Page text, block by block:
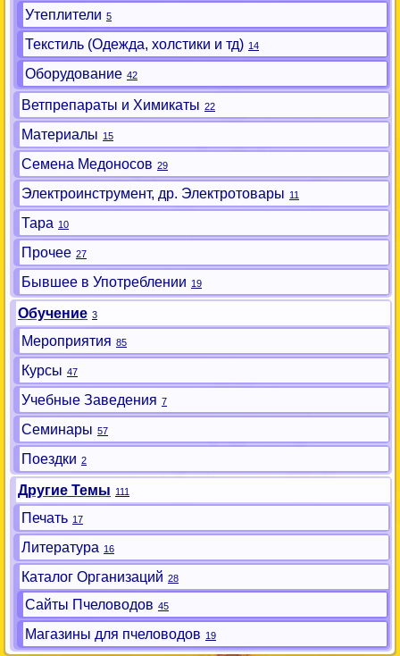
Утеплители 5
Текстиль (Одежда, холстики и тд) 14
Оборудование 42
Ветпрепараты и Химикаты 22
Материалы 15
Семена Медоносов 29
Электроинструмент, др. Электротовары 11
Тара 10
Прочее 27
Бывшее в Употреблении 19
Обучение 3
Мероприятия 85
Курсы 47
Учебные Заведения 7
Семинары 57
Поездки 2
Другие Темы 111
Печать 17
Литература 16
Каталог Организаций 28
Сайты Пчеловодов 45
Магазины для пчеловодов 19